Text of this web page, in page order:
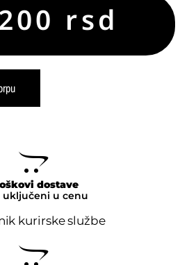
rsd
dostave
uključeni u cenu
kurirske službe